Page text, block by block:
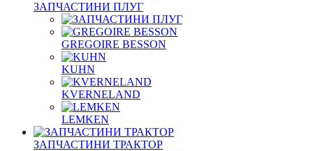
ЗАПЧАСТИНИ ПЛУГ
GREGOIRE BESSON
KUHN
KVERNELAND
LEMKEN
ЗАПЧАСТИНИ ТРАКТОР